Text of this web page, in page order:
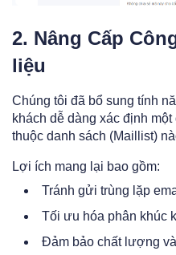
2. Nâng Cấp
liệu
Chúng tôi đã bổ sung tính
khách dễ dàng xác định
thuộc danh sách (Maillist)
Lợi ích mang lại bao gồm:
Tránh gửi trùng lặp
Tối ưu hóa phân khúc
Đảm bảo chất lượng